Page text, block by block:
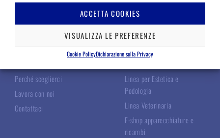
ACCETTA COOKIES
VISUALIZZA LE PREFERENZE
Cookie PolicyDichiarazione sulla Privacy
Perché sceglierci
Lavora con noi
Contattaci
LE NOSTRE LINEE
Linea Chirurgica
Linea per Estetica e
Podologia
Linea Veterinaria
E-shop apparecchiature e
ricambi